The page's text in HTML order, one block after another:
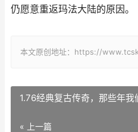
仍愿意重返玛法大陆的原因。
本文原创地址：https://
1.76经典复古传奇，那些年我
« 上一篇